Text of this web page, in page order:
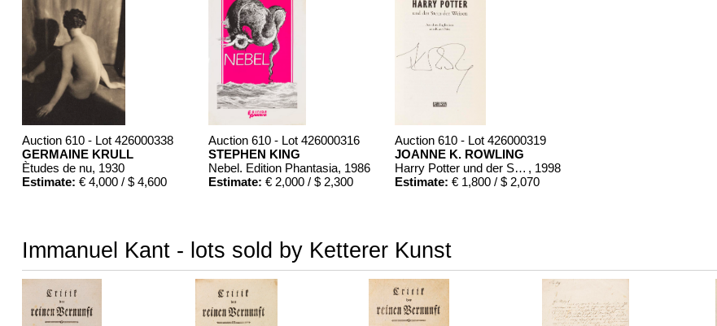
Auction 610 - Lot 426000338
GERMAINE KRULL
Ètudes de nu, 1930
Estimate: € 4,000 / $ 4,600
Auction 610 - Lot 426000316
STEPHEN KING
Nebel. Edition Phantasia, 1986
Estimate: € 2,000 / $ 2,300
Auction 610 - Lot 426000319
JOANNE K. ROWLING
Harry Potter und der Stein der Weisen. Harry Potter und die Kammer des Schreckens. Signiert. , 1998
Estimate: € 1,800 / $ 2,070
Immanuel Kant - lots sold by Ketterer Kunst